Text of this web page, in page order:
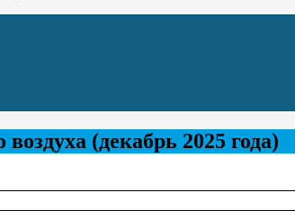
(декабрь 2025 года)